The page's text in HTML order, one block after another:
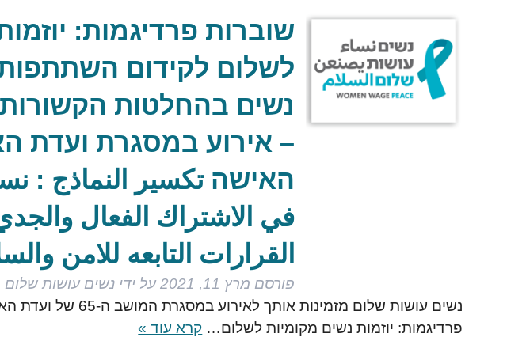
שוברות פרדיגמות:
לשלום לקידום
נשים בהחלטות הקשורות
– אירוע במסגרת ועדת
האישה تكسير النماذج :
في الاشتراك الفعال
القرارات التابعه للامن
פורסם מרץ 11, 2021 על ידי נשים עושות שלום
נשים עושות שלום מזמינות
פרדיגמות: יוזמות נשים מקומיות לשלום… קרא עוד »